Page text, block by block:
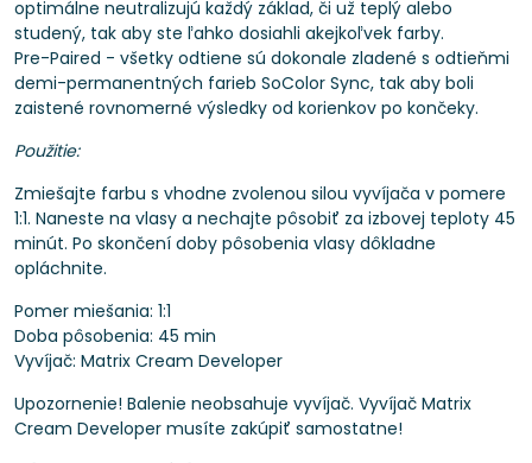
optimálne neutralizujú každý základ, či už teplý alebo
studený, tak aby ste ľahko dosiahli akejkoľvek farby.
Pre-Paired - všetky odtiene sú dokonale zladené s odtieňmi
demi-permanentných farieb SoColor Sync, tak aby boli
zaistené rovnomerné výsledky od korienkov po končeky.
Použitie:
Zmiešajte farbu s vhodne zvolenou silou vyvíjača v pomere
1:1. Naneste na vlasy a nechajte pôsobiť za izbovej teploty 45
minút. Po skončení doby pôsobenia vlasy dôkladne
opláchnite.
Pomer miešania: 1:1
Doba pôsobenia: 45 min
Vyvíjač: Matrix Cream Developer
Upozornenie! Balenie neobsahuje vyvíjač. Vyvíjač Matrix
Cream Developer musíte zakúpiť samostatne!